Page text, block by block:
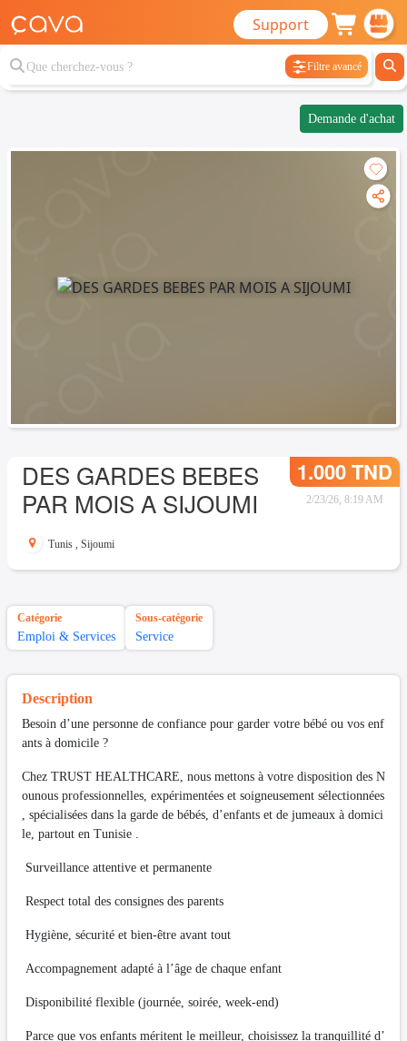
Support
Filtre avancé
Demande d'achat
DES GARDES BEBES
PAR MOIS A SIJOUMI
1.000 TND
2/23/26, 8:19 AM
Tunis , Sijoumi
Catégorie
Emploi & Services
Sous-catégorie
Service
Description
Besoin d’une personne de confiance pour garder votre bébé ou vos enf
ants à domicile ?
Chez TRUST HEALTHCARE, nous mettons à votre disposition des N
ounous professionnelles, expérimentées et soigneusement sélectionnées
, spécialisées dans la garde de bébés, d’enfants et de jumeaux à domici
le, partout en Tunisie .
Surveillance attentive et permanente
Respect total des consignes des parents
Hygiène, sécurité et bien-être avant tout
Accompagnement adapté à l’âge de chaque enfant
Disponibilité flexible (journée, soirée, week-end)
Parce que vos enfants méritent le meilleur, choisissez la tranquillité d’